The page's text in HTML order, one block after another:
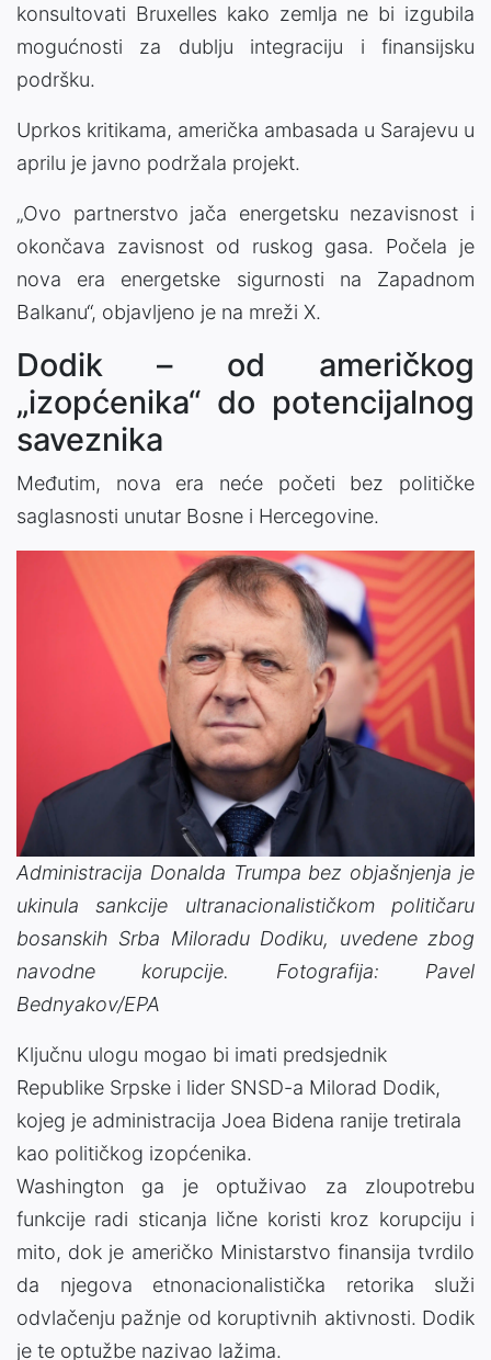
konsultovati Bruxelles kako zemlja ne bi izgubila
mogućnosti za dublju integraciju i finansijsku
podršku.
Uprkos kritikama, američka ambasada u Sarajevu u
aprilu je javno podržala projekt.
„Ovo partnerstvo jača energetsku nezavisnost i
okončava zavisnost od ruskog gasa. Počela je
nova era energetske sigurnosti na Zapadnom
Balkanu“, objavljeno je na mreži X.
Dodik – od američkog
„izopćenika“ do potencijalnog
saveznika
Međutim, nova era neće početi bez političke
saglasnosti unutar Bosne i Hercegovine.
Administracija Donalda Trumpa bez objašnjenja je
ukinula sankcije ultranacionalističkom političaru
bosanskih Srba Miloradu Dodiku, uvedene zbog
navodne korupcije. Fotografija: Pavel
Bednyakov/EPA
Ključnu ulogu mogao bi imati predsjednik
Republike Srpske i lider SNSD-a Milorad Dodik,
kojeg je administracija Joea Bidena ranije tretirala
kao političkog izopćenika.
Washington ga je optuživao za zloupotrebu
funkcije radi sticanja lične koristi kroz korupciju i
mito, dok je američko Ministarstvo finansija tvrdilo
da njegova etnonacionalistička retorika služi
odvlačenju pažnje od koruptivnih aktivnosti. Dodik
je te optužbe nazivao lažima.